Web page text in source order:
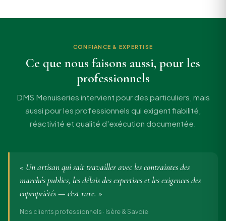
CONFIANCE & EXPERTISE
Ce que nous faisons aussi, pour les
professionnels
DMS Menuiseries intervient pour des particuliers, mais
aussi pour les professionnels qui exigent fiabilité,
réactivité et qualité d'exécution documentée.
« Un artisan qui sait travailler avec les contraintes des
marchés publics, les délais des expertises et les exigences des
copropriétés — c'est rare. »
Nos clients professionnels · Isère & Savoie